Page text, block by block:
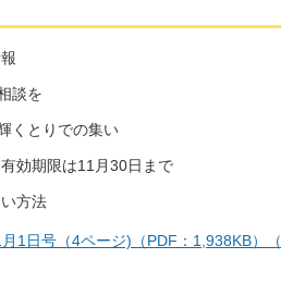
談を
くとりでの集い
効期限は11月30日まで
方法
1日号（4ページ)（PDF：1,938KB）